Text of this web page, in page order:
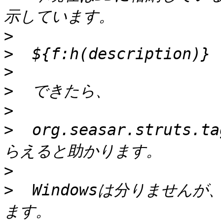
>
>
>
>
>
>
>
>
Windowsは分りませんが